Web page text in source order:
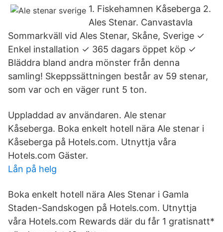
1. Fiskehamnen Kåseberga 2.
Ales Stenar. Canvastavla
Sommarkväll vid Ales Stenar, Skåne, Sverige ✓
Enkel installation ✓ 365 dagars öppet köp ✓
Bläddra bland andra mönster från denna
samling! Skeppssättningen består av 59 stenar,
som var och en väger runt 5 ton.
Uppladdad av användaren. Ale stenar
Kåseberga. Boka enkelt hotell nära Ale stenar i
Kåseberga på Hotels.com. Utnyttja våra
Hotels.com Gäster.
Lån på helg
Boka enkelt hotell nära Ales Stenar i Gamla
Staden-Sandskogen på Hotels.com. Utnyttja
våra Hotels.com Rewards där du får 1 gratisnatt*